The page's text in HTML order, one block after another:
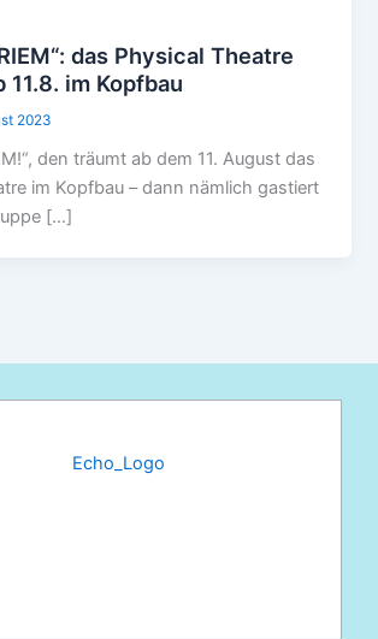
das Physical Theatre
im Kopfbau
2023
den träumt ab dem 11. August das
im Kopfbau – dann nämlich gastiert
[…]